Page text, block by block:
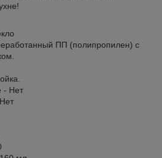
ПП (полипропилен) с
- Нет